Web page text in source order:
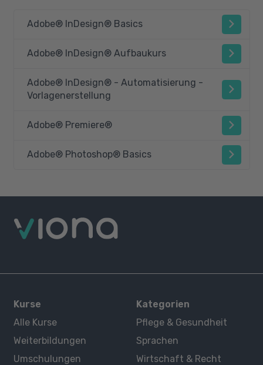
Adobe® InDesign® Basics
Adobe® InDesign® Aufbaukurs
Adobe® InDesign® - Automatisierung -
Vorlagenerstellung
Adobe® Premiere®
Adobe® Photoshop® Basics
Kurse
Alle Kurse
Weiterbildungen
Umschulungen
Kategorien
Pflege & Gesundheit
Sprachen
Wirtschaft & Recht